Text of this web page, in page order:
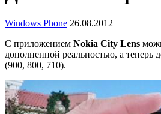
Windows Phone 26.08.2012
С приложением Nokia City Lens
дополненной реальностью, а теперь
(900, 800, 710).